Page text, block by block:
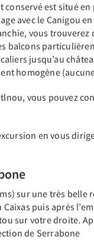
est situé en
avec le Canigou
vous trouverez
balcons
jusqu’au
homogène
vous pouvez
en vous
sur une très belle
puis après
sur votre droite.
de Serrabone